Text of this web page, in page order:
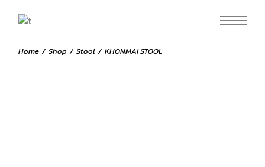
Home Shop Stool KHONMAI STOOL